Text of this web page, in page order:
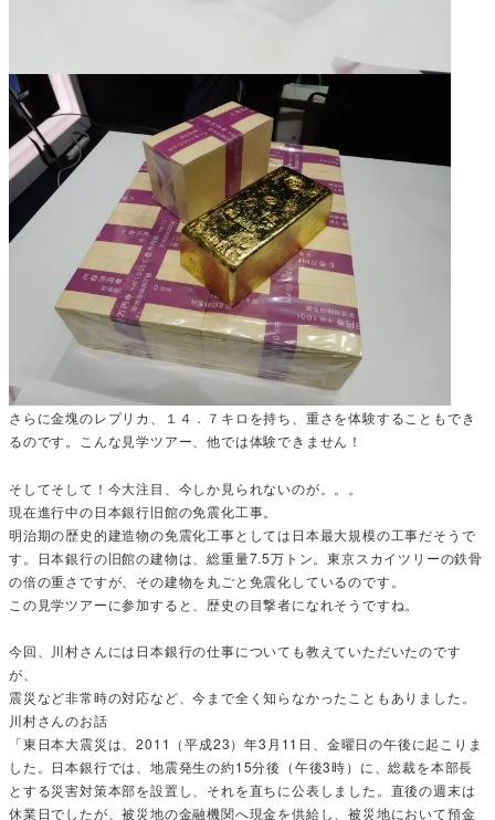
さらに金塊のレプリカ、１４．７キロを持ち、重さを体験することもでき
るのです。こんな見学ツアー、他では体験できません！
そしてそして！今大注目、今しか見られないのが。。。
現在進行中の日本銀行旧館の免震化工事。
明治期の歴史的建造物の免震化工事としては日本最大規模の工事だそうで
す。日本銀行の旧館の建物は、総重量7.5万トン。東京スカイツリーの鉄骨
の倍の重さですが、その建物を丸ごと免震化しているのです。
この見学ツアーに参加すると、歴史の目撃者になれそうですね。
今回、川村さんには日本銀行の仕事についても教えていただいたのです
が、
震災など非常時の対応など、今まで全く知らなかったこともありました。
川村さんのお話
「東日本大震災は、2011（平成23）年3月11日、金曜日の午後に起こりま
した。日本銀行では、地震発生の約15分後（午後3時）に、総裁を本部長
とする災害対策本部を設置し、それを直ちに公表しました。直後の週末は
休業日でしたが、被災地の金融機関へ現金を供給し、被災地において預金